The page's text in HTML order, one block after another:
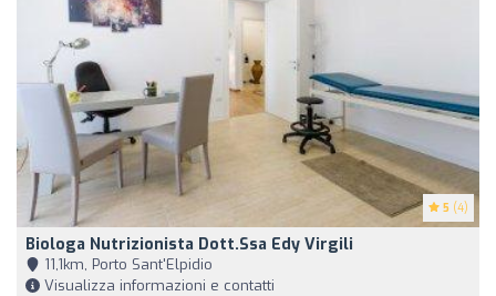
5 (4)
Biologa Nutrizionista Dott.ssa Edy Virgili
11,1km, Porto Sant'Elpidio
Visualizza informazioni e contatti